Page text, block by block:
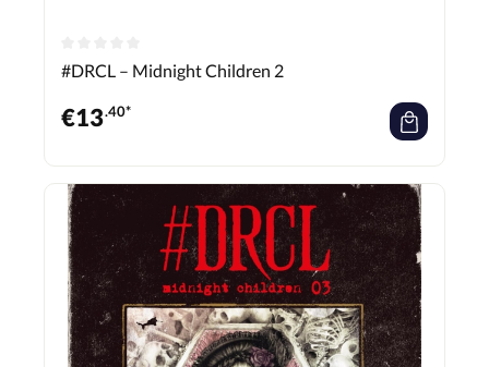
#DRCL – Midnight Children 2
€13.40*